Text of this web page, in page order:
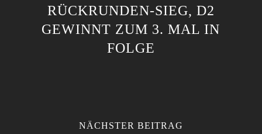
RÜCKRUNDEN-SIEG, D2
GEWINNT ZUM 3. MAL IN
FOLGE
NÄCHSTER BEITRAG